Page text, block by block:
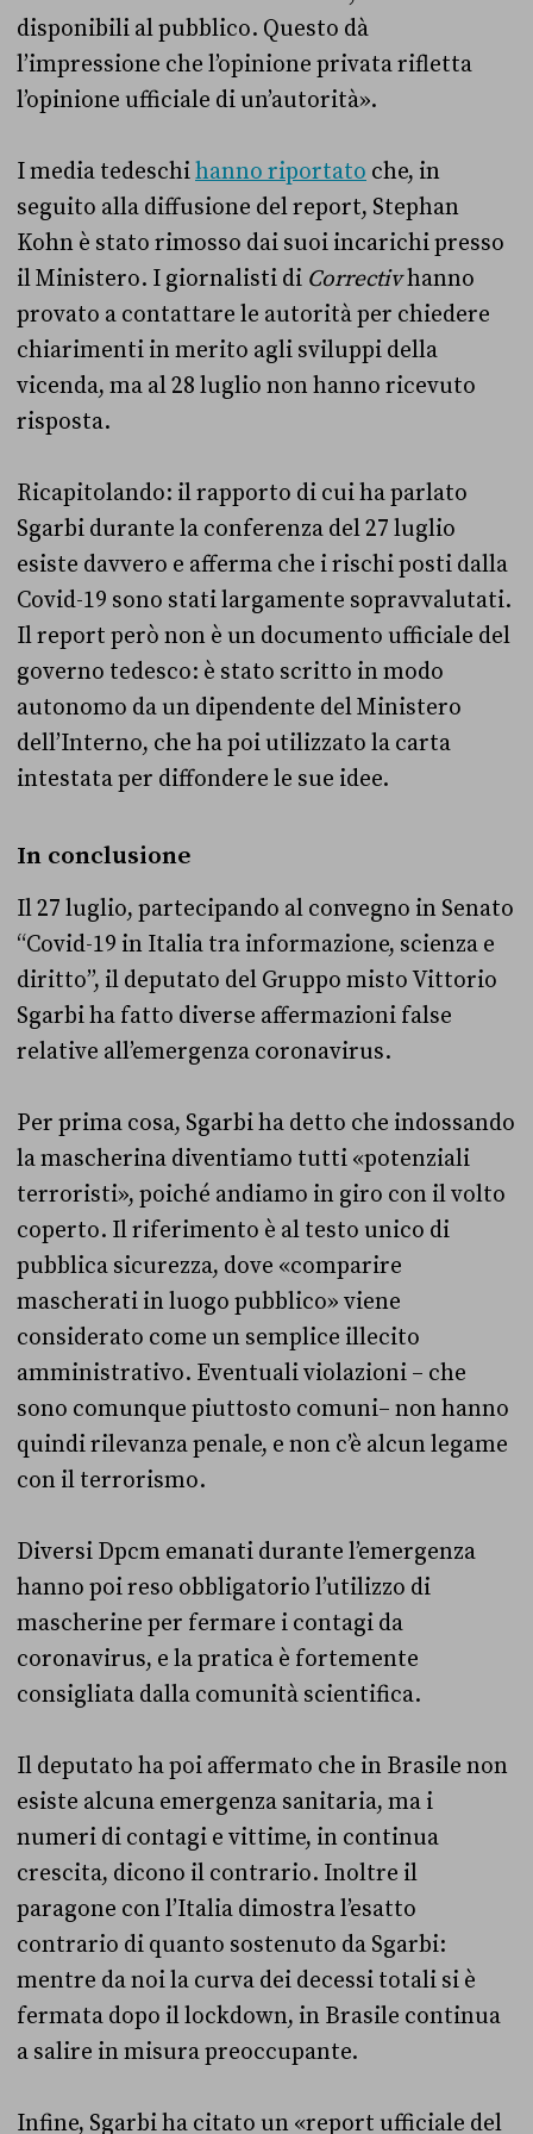
disponibili al pubblico. Questo dà
l’impressione che l’opinione privata rifletta
l’opinione ufficiale di un’autorità».
I media tedeschihanno riportato che, in
seguito alla diffusione del report, Stephan
Kohn è stato rimosso dai suoi incarichi presso
il Ministero. I giornalisti di Correctivhanno
provato a contattare le autorità per chiedere
chiarimenti in merito agli sviluppi della
vicenda, ma al 28 luglio non hanno ricevuto
risposta.
Ricapitolando: il rapporto di cui ha parlato
Sgarbi durante la conferenza del 27 luglio
esiste davvero e afferma che i rischi posti dalla
Covid-19 sono stati largamente sopravvalutati.
Il report però non è un documento ufficiale del
governo tedesco: è stato scritto in modo
autonomo da un dipendente del Ministero
dell’Interno, che ha poi utilizzato la carta
intestata per diffondere le sue idee.
In conclusione
Il 27 luglio, partecipando al convegno in Senato
“Covid-19 in Italia tra informazione, scienza e
diritto”, il deputato del Gruppo misto Vittorio
Sgarbi ha fatto diverse affermazioni false
relative all’emergenza coronavirus.
Per prima cosa, Sgarbi ha detto che indossando
la mascherina diventiamo tutti «potenziali
terroristi», poiché andiamo in giro con il volto
coperto. Il riferimento è al testo unico di
pubblica sicurezza, dove «comparire
mascherati in luogo pubblico» viene
considerato come un semplice illecito
amministrativo. Eventuali violazioni – che
sono comunque piuttosto comuni– non hanno
quindi rilevanza penale, e non c’è alcun legame
con il terrorismo.
Diversi Dpcm emanati durante l’emergenza
hanno poi reso obbligatorio l’utilizzo di
mascherine per fermare i contagi da
coronavirus, e la pratica è fortemente
consigliata dalla comunità scientifica.
Il deputato ha poi affermato che in Brasile non
esiste alcuna emergenza sanitaria, ma i
numeri di contagi e vittime, in continua
crescita, dicono il contrario. Inoltre il
paragone con l’Italia dimostra l’esatto
contrario di quanto sostenuto da Sgarbi:
mentre da noi la curva dei decessi totali si è
fermata dopo il lockdown, in Brasile continua
a salire in misura preoccupante.
Infine, Sgarbi ha citato un «report ufficiale del